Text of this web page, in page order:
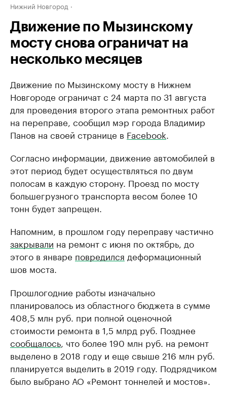
Нижний Новгород
Движение по Мызинскому
мосту снова ограничат на
несколько месяцев
Движение по Мызинскому мосту в Нижнем
Новгороде ограничат с 24 марта по 31 августа
для проведения второго этапа ремонтных работ
на переправе, сообщил мэр города Владимир
Панов на своей странице в Facebook
Согласно информации, движение автомобилей в
этот период будет осуществляться по двум
полосам в каждую сторону. Проезд по мосту
большегрузного транспорта весом более 10
тонн будет запрещен.
Напомним, в прошлом году переправу частично
закрывали на ремонт с июня по октябрь, до
этого в январе повредился деформационный
шов моста.
Прошлогодние работы изначально
планировалось из областного бюджета в сумме
408,5 млн руб. при полной оценочной
стоимости ремонта в 1,5 млрд руб. Позднее
сообщалось , что более 190 млн руб. на ремонт
выделено в 2018 году и еще свыше 216 млн руб.
планируется выделить в 2019 году. Подрядчиком
было выбрано АО «Ремонт тоннелей и мостов».